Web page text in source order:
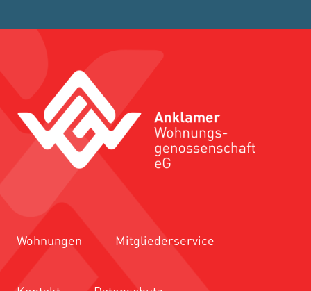
Wohnungen Mitgliederservice